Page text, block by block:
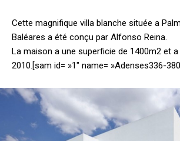
Cette magnifique villa blanche située a
Baléares a été conçu par Alfonso Reina.
La maison a une superficie de 1400m2 et
2010.[sam id= »1″ name= »Adenses336-